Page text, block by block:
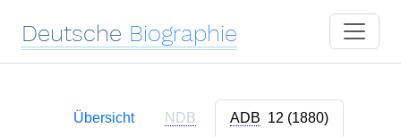
Deutsche Biographie
Übersicht NDB ADB 12 (1880)